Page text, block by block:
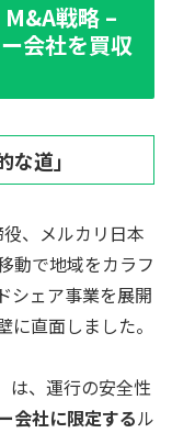
戦略 –
会社を買収
道」
、メルカリ日本
動で地域をカラフ
シェア事業を展開
直面しました。
は、運行の安全性
会社に限定するル